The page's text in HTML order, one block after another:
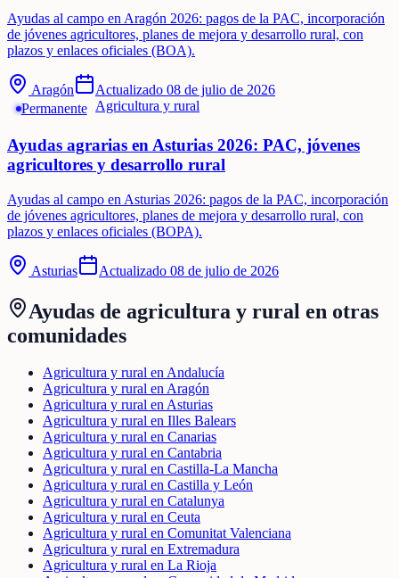
Ayudas al campo en Aragón 2026: pagos de la PAC, incorporación
de jóvenes agricultores, planes de mejora y desarrollo rural, con
plazos y enlaces oficiales (BOA).
Aragón Actualizado 08 de julio de 2026
Permanente Agricultura y rural
Ayudas agrarias en Asturias 2026: PAC, jóvenes
agricultores y desarrollo rural
Ayudas al campo en Asturias 2026: pagos de la PAC, incorporación
de jóvenes agricultores, planes de mejora y desarrollo rural, con
plazos y enlaces oficiales (BOPA).
Asturias Actualizado 08 de julio de 2026
Ayudas de agricultura y rural en otras
comunidades
Agricultura y rural en Andalucía
Agricultura y rural en Aragón
Agricultura y rural en Asturias
Agricultura y rural en Illes Balears
Agricultura y rural en Canarias
Agricultura y rural en Cantabria
Agricultura y rural en Castilla-La Mancha
Agricultura y rural en Castilla y León
Agricultura y rural en Catalunya
Agricultura y rural en Ceuta
Agricultura y rural en Comunitat Valenciana
Agricultura y rural en Extremadura
Agricultura y rural en La Rioja